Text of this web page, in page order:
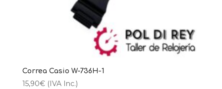
Correa Casio W-736H-1
15,90€ (IVA Inc.)